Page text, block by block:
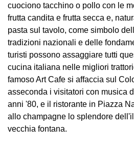
cuociono tacchino o pollo con le
frutta candita e frutta secca e,
pasta sul tavolo, come simbolo
tradizioni nazionali e delle
turisti possono assaggiare tutti
cucina italiana nelle migliori
famoso Art Cafe si affaccia sul
asseconda i visitatori con musica
anni '80, e il ristorante in Piazza
allo champagne lo splendore
vecchia fontana.